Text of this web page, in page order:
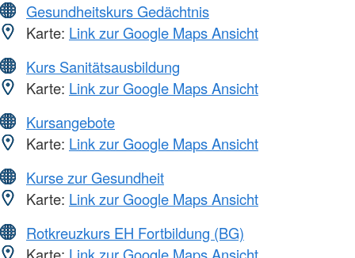
Gesundheitskurs Gedächtnis
Karte: Link zur Google Maps Ansicht
Kurs Sanitätsausbildung
Karte: Link zur Google Maps Ansicht
Kursangebote
Karte: Link zur Google Maps Ansicht
Kurse zur Gesundheit
Karte: Link zur Google Maps Ansicht
Rotkreuzkurs EH Fortbildung (BG)